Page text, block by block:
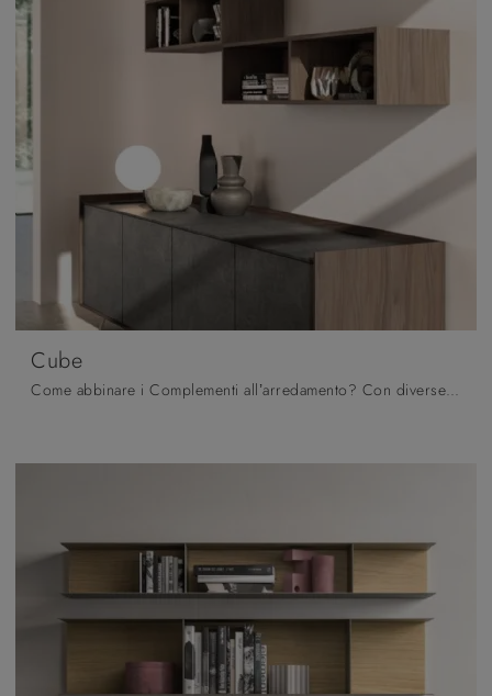
Cube
Come abbinare i Complementi all’arredamento? Con diverse proposte di Orme avrai a disposizione colori e finiture per esprimere la tua creatività ...